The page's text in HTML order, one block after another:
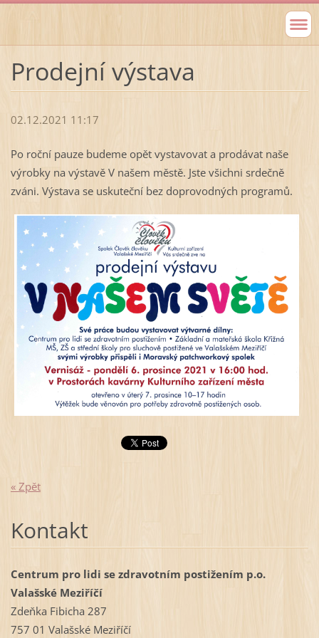
Prodejní výstava
02.12.2021 11:17
Po roční pauze budeme opět vystavovat a prodávat naše
výrobky na výstavě V našem městě. Jste všichni srdečně
zváni. Výstava se uskuteční bez doprovodných programů.
« Zpět
Kontakt
Centrum pro lidi se zdravotním postižením p.o.
Valašské Meziříčí
Zdeňka Fibicha 287
757 01 Valašské Meziříčí